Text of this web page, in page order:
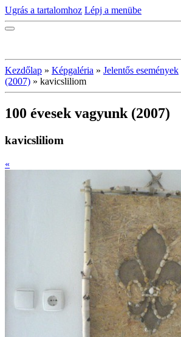
Ugrás a tartalomhoz Lépj a menübe
Kezdőlap » Képgaléria » Jelentős események
(2007) » kavicsliliom
100 évesek vagyunk (2007)
kavicsliliom
«